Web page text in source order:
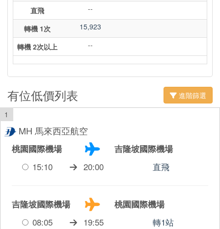
直飛
--
轉機 1次 15,923
轉機 2次以上 --
有位低價列表
進階篩選
1
MH 馬來西亞航空
桃園國際機場
吉隆坡國際機場
15:10
20:00 直飛
吉隆坡國際機場
桃園國際機場
08:05
19:55 轉1站